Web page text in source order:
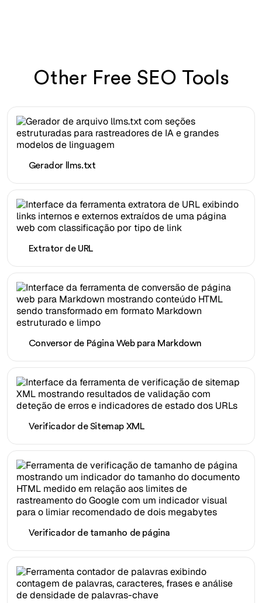
Other Free SEO Tools
Gerador llms.txt
Extrator de URL
Conversor de Página Web para Markdown
Verificador de Sitemap XML
Verificador de tamanho de página